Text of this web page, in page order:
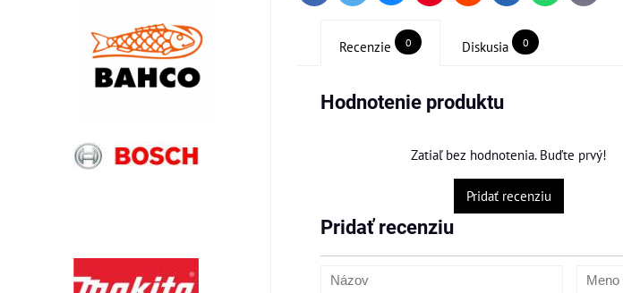
mail
Recenzie 0 Diskusia 0
Hodnotenie produktu
Zatiaľ bez hodnotenia. Buďte prvý!
Pridať recenziu
Pridať recenziu